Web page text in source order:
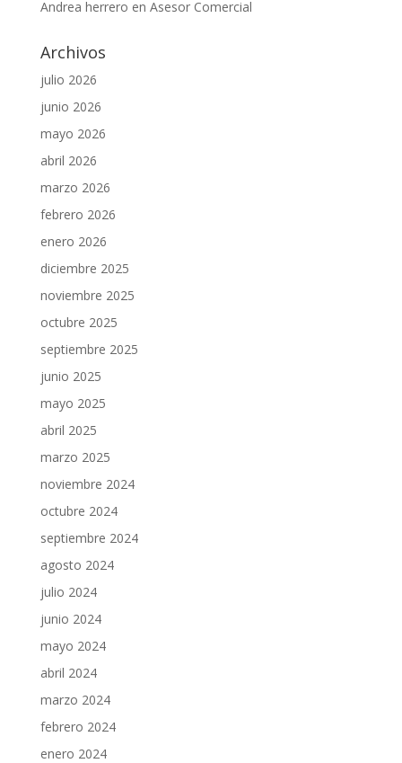
Andrea herrero en Asesor Comercial
Archivos
julio 2026
junio 2026
mayo 2026
abril 2026
marzo 2026
febrero 2026
enero 2026
diciembre 2025
noviembre 2025
octubre 2025
septiembre 2025
junio 2025
mayo 2025
abril 2025
marzo 2025
noviembre 2024
octubre 2024
septiembre 2024
agosto 2024
julio 2024
junio 2024
mayo 2024
abril 2024
marzo 2024
febrero 2024
enero 2024